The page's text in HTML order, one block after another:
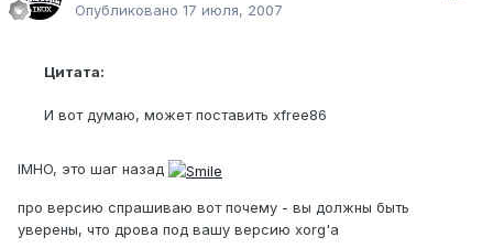
Опубликовано 17 июля, 2007
Цитата:
И вот думаю, может поставить xfree86
IMHO, это шаг назад
про версию спрашиваю вот почему - вы должны быть
уверены, что дрова под вашу версию xorg'а